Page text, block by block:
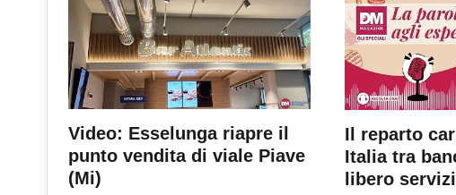
Video: Esselunga riapre il
punto vendita di viale Piave
(Mi)
Il reparto
Italia tra
libero